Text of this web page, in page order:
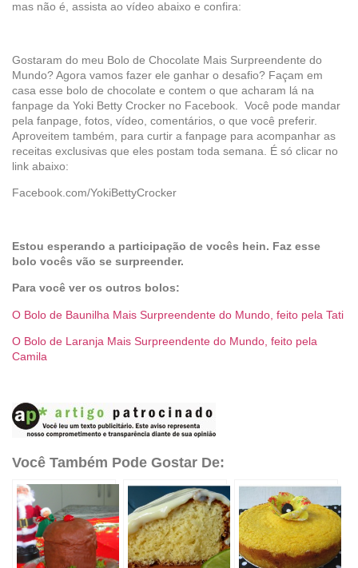
mas não é, assista ao vídeo abaixo e confira:
Gostaram do meu Bolo de Chocolate Mais Surpreendente do
Mundo? Agora vamos fazer ele ganhar o desafio? Façam em
casa esse bolo de chocolate e contem o que acharam lá na
fanpage da Yoki Betty Crocker no Facebook. Você pode mandar
pela fanpage, fotos, vídeo, comentários, o que você preferir.
Aproveitem também, para curtir a fanpage para acompanhar as
receitas exclusivas que eles postam toda semana. É só clicar no
link abaixo:
Facebook.com/YokiBettyCrocker
Estou esperando a participação de vocês hein. Faz esse
bolo vocês vão se surpreender.
Para você ver os outros bolos:
O Bolo de Baunilha Mais Surpreendente do Mundo, feito pela Tati
O Bolo de Laranja Mais Surpreendente do Mundo, feito pela
Camila
Você Também Pode Gostar De: